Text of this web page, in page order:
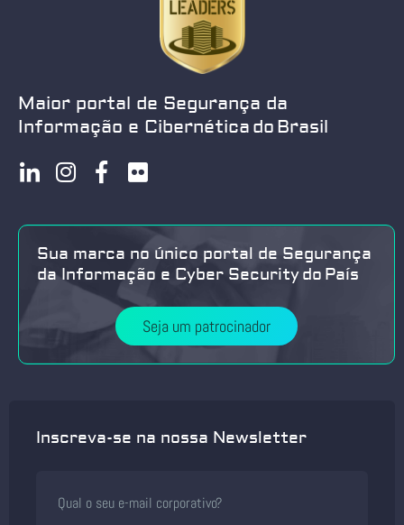
Maior portal de Segurança da
Informação e Cibernética do Brasil
Sua marca no único portal de Segurança
da Informação e Cyber Security do País
Seja um patrocinador
Inscreva-se na nossa Newsletter